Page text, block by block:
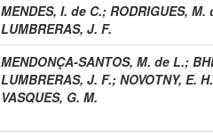
MENDES, I. de C.; RODRIGUES, M.
LUMBRERAS, J. F.
MENDONÇA-SANTOS, M. de L.;
LUMBRERAS, J. F.; NOVOTNY, E. H.
VASQUES, G. M.